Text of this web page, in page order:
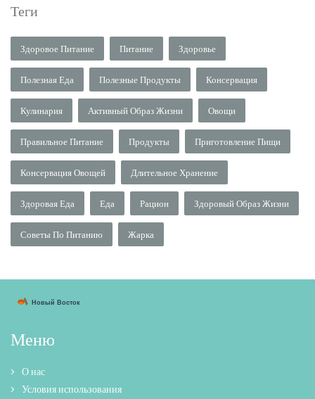
Теги
Здоровое Питание Питание Здоровье
Полезная Еда Полезные Продукты Консервация
Кулинария Активный Образ Жизни Овощи
Правильное Питание Продукты Приготовление Пищи
Консервация Овощей Длительное Хранение
Здоровая Еда Еда Рацион Здоровый Образ Жизни
Советы По Питанию Жарка
Меню
О нас
Условия использования